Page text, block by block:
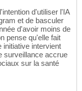
d'utiliser l'IA
et de basculer
d'avoir moins de
pense qu'elle fait
initiative intervient
surveillance accrue
sur la santé